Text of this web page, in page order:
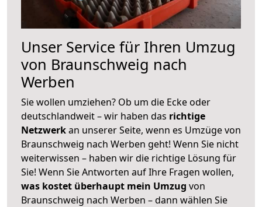
Unser Service für Ihren Umzug
von Braunschweig nach
Werben
Sie wollen umziehen? Ob um die Ecke oder
deutschlandweit – wir haben das richtige
Netzwerkan unserer Seite, wenn es Umzüge von
Braunschweig nach Werben geht! Wenn Sie nicht
weiterwissen – haben wir die richtige Lösung für
Sie! Wenn Sie Antworten auf Ihre Fragen wollen,
was kostet überhaupt mein Umzug von
Braunschweig nach Werben – dann wählen Sie